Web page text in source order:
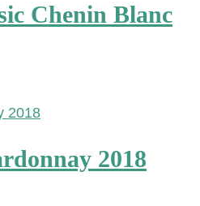
Chenin Blanc
2018